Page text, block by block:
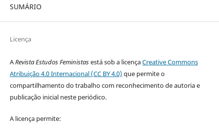
SUMÁRIO
Licença
ARevista Estudos Feministasestá sob a licençaCreative Commons
Atribuição 4.0 Internacional (CC BY 4.0) que permite o
compartilhamento do trabalho com reconhecimento de autoria e
publicação inicial neste periódico.
A licença permite: